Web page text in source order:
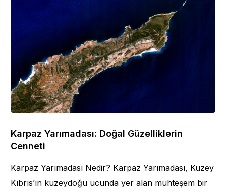
Karpaz Yarımadası: Doğal Güzelliklerin
Cenneti
Karpaz Yarımadası Nedir? Karpaz Yarımadası, Kuzey
Kıbrıs’ın kuzeydoğu ucunda yer alan muhteşem bir